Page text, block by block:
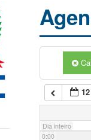
Dia inteiro
0:00